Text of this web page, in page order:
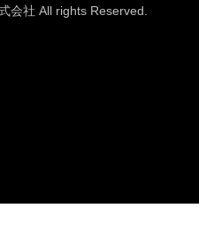
会社 All rights Reserved.